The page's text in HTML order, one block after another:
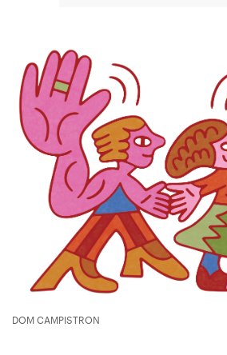
DOM CAMPISTRON